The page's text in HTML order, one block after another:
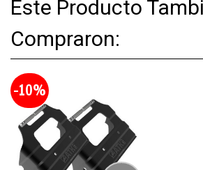
Este Producto
Compraron:
-10%